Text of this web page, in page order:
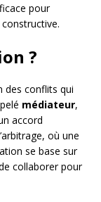
pour
?
des conflits qui
médiateur,
accord
où une
se base sur
collaborer pour